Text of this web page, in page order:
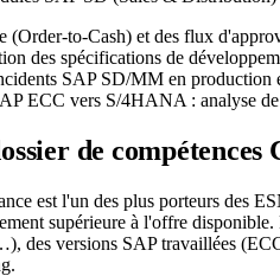
(Order-to-Cash) et des flux
des spécifications de
SAP SD/MM en production
ECC vers S/4HANA : analyse
de
est l'un des plus porteurs des
supérieure à l'offre disponible.
versions SAP travaillées